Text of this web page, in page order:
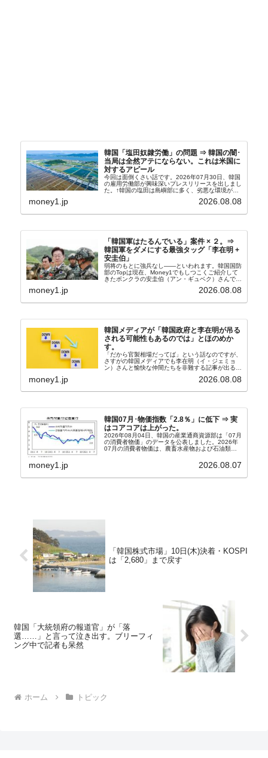
韓国「塩田奴隷労働」の問題 ⇒ 韓国の闇･
当局は全然アテにならない。これは米国に
対するアピール
今回は面倒くさい話です。2026年07月30日、韓国
の雇用労働部が興味深いプレスリリースを出しまし
た。↑韓国の塩田は島嶼部に多く、劣悪な環境が一
たといわれます（後述）。これは、いわゆる「塩田
money1.jp 2026.08.08
「韓国軍はたるんでいる」案件 × ２。⇒
韓国軍をダメにする最強タッグ「李在明 +
安圭伯」
弱将のもとに強兵なし――といわれます。韓国国防
部のTopは現在、Money1でもしつこくご紹介して
きたボンクラの安圭伯（アン・ギュベク）さんで
さんと「韓国初の文官上がり」の国防部長官安圭伯
money1.jp 2026.08.08
韓国メディアが「韓国政府と李在明が吊る
される可能性もあるのでは」とほのめか
す。
「だから官製相場だってば」という話なのですが、
さすがの韓国メディアでも李在明（イ・ジェミョ
ン）さんと愉快な仲間たちを非難する記事が出るよ
『朝鮮日報』に面白い記事が出ています。「東西南
money1.jp 2026.08.08
韓国07月･物価指数「2.8％」に低下 ⇒ 実
はコアコアは上がった。
2026年08月04日、韓国の産業通商資源部は「07月
の消費者物価」のデータを公表しました。2026年
07月の消費者物価は、農畜水産物および石油類の
2.8％上昇（06月は3.2％）となり、上昇率は前...
money1.jp 2026.08.07
「韓国株式市場」10日(木)決着・KOSPI
は「2,680」まで戻す
韓国「大統領府の報道官」が「落
選……」と言って泣き出す。ブリーフィ
ング中で記者も呆然
ホーム トピック